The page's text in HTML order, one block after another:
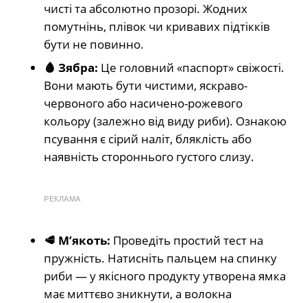
чисті та абсолютно прозорі. Жодних
помутнінь, плівок чи кривавих підтікків
бути не повинно.
🩸 Зябра: Це головний «паспорт» свіжості.
Вони мають бути чистими, яскраво-
червоного або насичено-рожевого
кольору (залежно від виду риби). Ознакою
псування є сірий наліт, бляклість або
наявність стороннього густого слизу.
РЕКЛАМА
🥩 М’якоть: Проведіть простий тест на
пружність. Натисніть пальцем на спинку
риби — у якісного продукту утворена ямка
має миттєво зникнути, а волокна